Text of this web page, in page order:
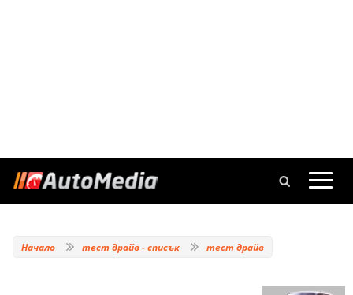
Начало тест драйв - списък тест драйв